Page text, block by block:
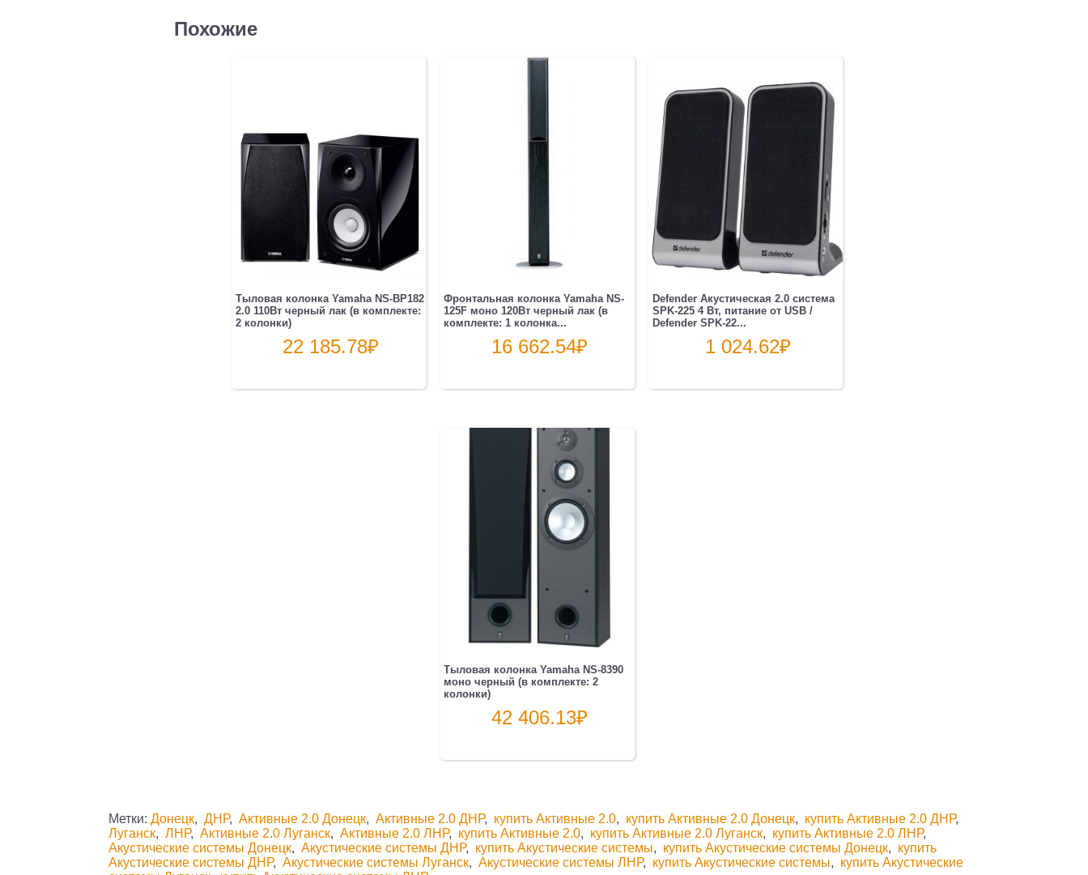
система
Solar
20
Вт,
подсветка,
BT,
230В
Похожие
Тыловая колонка Yamaha NS-BP182
2.0 110Вт черный лак (в комплекте:
2 колонки)
22 185.78₽
Фронтальная колонка Yamaha NS-
125F моно 120Вт черный лак (в
комплекте: 1 колонка...
16 662.54₽
Defender Акустическая 2.0 система
SPK-225 4 Вт, питание от USB /
Defender SPK-22...
1 024.62₽
Тыловая колонка Yamaha NS-8390
моно черный (в комплекте: 2
колонки)
42 406.13₽
Метки:Донецк,ДНР,Активные 2.0 Донецк,Активные 2.0 ДНР, купить Активные 2.0, купить Активные 2.0 Донецк, купить Активные 2.0 ДНР,
Луганск,ЛНР,Активные 2.0 Луганск,Активные 2.0 ЛНР, купить Активные 2.0, купить Активные 2.0 Луганск, купить Активные 2.0 ЛНР,
Акустические системы Донецк,Акустические системы ДНР, купить Акустические системы, купить Акустические системы Донецк, купить
Акустические системы ДНР,Акустические системы Луганск,Акустические системы ЛНР, купить Акустические системы, купить Акустические